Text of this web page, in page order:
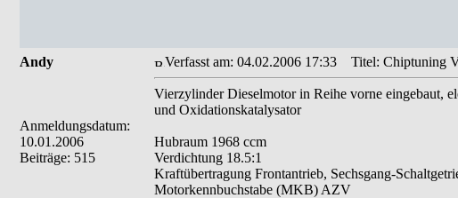
Andy
Anmeldungsdatum:
10.01.2006
Beiträge: 515
Verfasst am: 04.02.2006 17:33 Titel: Chiptuning
Vierzylinder Dieselmotor in Reihe vorne eingebaut,
und Oxidationskatalysator
Hubraum 1968 ccm
Verdichtung 18.5:1
Kraftübertragung Frontantrieb, Sechsgang-
Motorkennbuchstabe (MKB) AZV